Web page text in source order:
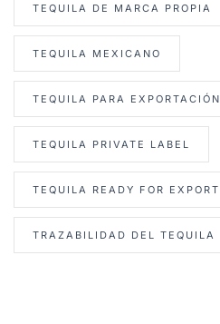
TEQUILA DE MARCA PROPIA
TEQUILA MEXICANO
TEQUILA PARA EXPORTACIÓN
TEQUILA PRIVATE LABEL
TEQUILA READY FOR EXPORT
TRAZABILIDAD DEL TEQUILA